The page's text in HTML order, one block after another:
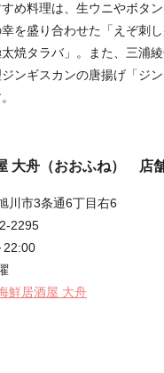
すめ料理は、生ウニやボタ
を盛り合わせた「えぞ刺
焼タラバ」。また、三浦
ンギスカンの唐揚げ「ジ
大舟（おおふね） 店
川市3条通6丁目右6
2295
22:00
鮮居酒屋 大舟